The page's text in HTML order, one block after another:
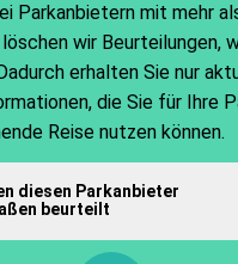
Parkanbietern mit mehr
wir Beurteilungen,
erhalten Sie nur
die Sie für Ihre
Reise nutzen können.
diesen Parkanbieter
beurteilt